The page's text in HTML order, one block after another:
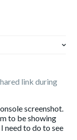
link during
screenshot.
to be showing
need to do to see